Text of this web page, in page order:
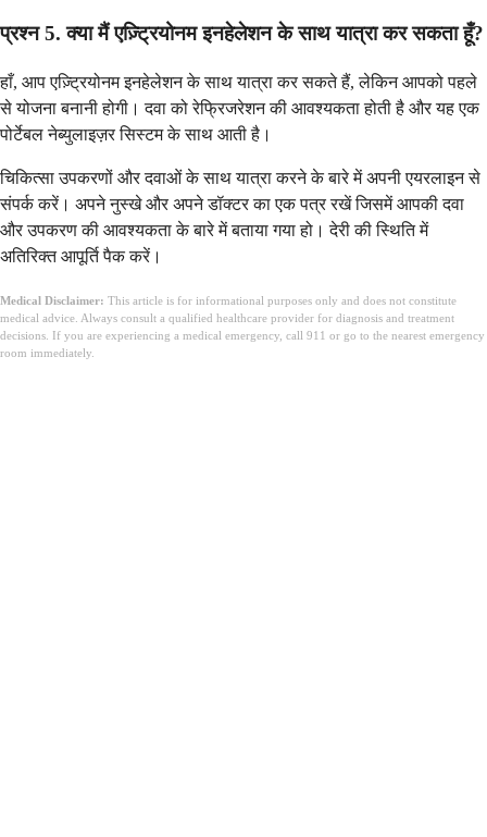
प्रश्न 5. क्या मैं एज़्ट्रियोनम इनहेलेशन के साथ यात्रा कर सकता हूँ?
हाँ, आप एज़्ट्रियोनम इनहेलेशन के साथ यात्रा कर सकते हैं, लेकिन आपको पहले
से योजना बनानी होगी। दवा को रेफ्रिजरेशन की आवश्यकता होती है और यह एक
पोर्टेबल नेब्युलाइज़र सिस्टम के साथ आती है।
चिकित्सा उपकरणों और दवाओं के साथ यात्रा करने के बारे में अपनी एयरलाइन से
संपर्क करें। अपने नुस्खे और अपने डॉक्टर का एक पत्र रखें जिसमें आपकी दवा
और उपकरण की आवश्यकता के बारे में बताया गया हो। देरी की स्थिति में
अतिरिक्त आपूर्ति पैक करें।
Medical Disclaimer: This article is for informational purposes only and does not constitute
medical advice. Always consult a qualified healthcare provider for diagnosis and treatment
decisions. If you are experiencing a medical emergency, call 911 or go to the nearest emergency
room immediately.